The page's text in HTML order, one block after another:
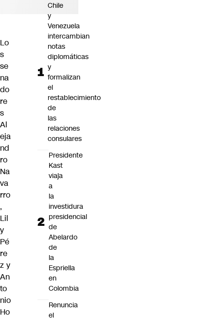
Lo
s
se
na
do
re
s
Al
eja
nd
ro
Na
va
rro
,
Lil
y
Pé
re
z y
An
to
nio
Ho
Chile
y
Venezuela
intercambian
notas
diplomáticas
y
formalizan
el
restablecimiento
de
las
relaciones
consulares
Presidente
Kast
viaja
a
la
investidura
presidencial
de
Abelardo
de
la
Espriella
en
Colombia
Renuncia
el